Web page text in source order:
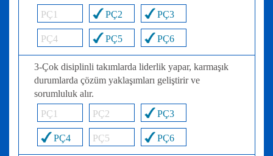
PÇ1
PÇ2 PÇ3
PÇ4 PÇ5 PÇ6
3-Çok disiplinli takımlarda liderlik yapar, karmaşık
durumlarda çözüm yaklaşımları geliştirir ve
sorumluluk alır.
PÇ1
PÇ2 PÇ3
PÇ4 PÇ5 PÇ6